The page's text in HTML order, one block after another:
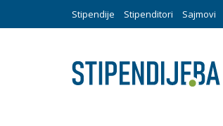
Stipendije Stipenditori Sajmovi